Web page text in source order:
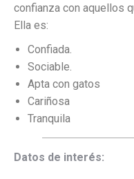
confianza con aquellos
Ella es:
Confiada.
Sociable.
Apta con gatos
Cariñosa
Tranquila
Datos de interés: